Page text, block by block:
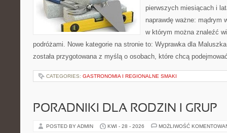
pierwszych miesiącach i
naprawdę ważne: mądrym
w którym można znaleźć
podróżami. Nowe kategorie na stronie to: Wyprawka dla
została przygotowana z myślą o osobach, które chcą
CATEGORIES: GASTRONOMIA I REGIONALNE SMAKI
PORADNIKI DLA RODZIN I GRUP
POSTED BY ADMIN KWI - 28 - 2026 MOŻLIWOŚĆ